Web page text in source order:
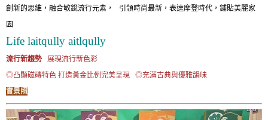
創新的思維，融合敏銳流行元素， 引領時尚最新，表達摩登時代，鋪貼美麗家
園
Life laitqully aitlqully
流行新趨勢展現流行新色彩
◎凸顯磁磚特色 打造黃金比例完美呈現 ◎充滿古典與優雅韻味
實景照